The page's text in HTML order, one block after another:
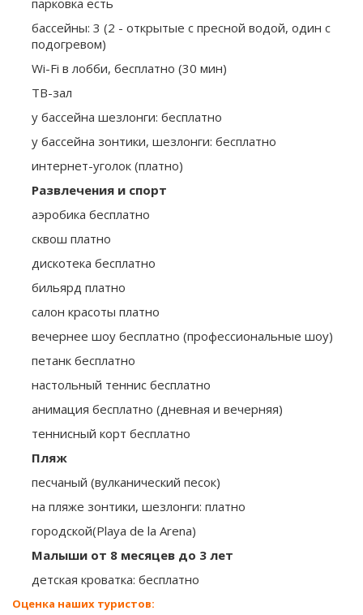
парковка есть
бассейны: 3 (2 - открытые с пресной водой, один с
подогревом)
Wi-Fi в лобби, бесплатно (30 мин)
ТВ-зал
у бассейна шезлонги: бесплатно
у бассейна зонтики, шезлонги: бесплатно
интернет-уголок (платно)
Развлечения и спорт
аэробика бесплатно
сквош платно
дискотека бесплатно
бильярд платно
салон красоты платно
вечернее шоу бесплатно (профессиональные шоу)
петанк бесплатно
настольный теннис бесплатно
анимация бесплатно (дневная и вечерняя)
теннисный корт бесплатно
Пляж
песчаный (вулканический песок)
на пляже зонтики, шезлонги: платно
городской(Playa de la Arena)
Малыши от 8 месяцев до 3 лет
детская кроватка: бесплатно
Оценка наших туристов: